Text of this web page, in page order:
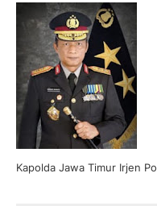
Kapolda Jawa Timur Irjen